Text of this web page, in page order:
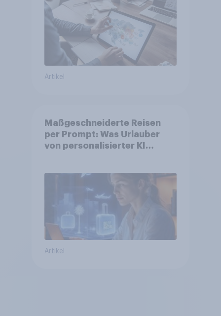
Artikel
Maßgeschneiderte Reisen
per Prompt: Was Urlauber
von personalisierter KI
bereits genutzt werden
Artikel